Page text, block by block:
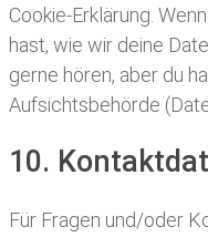
Cookie-Erklärung.
hast, wie wir deine
gerne hören, aber du
Aufsichtsbehörde
10.
Für Fragen und/oder